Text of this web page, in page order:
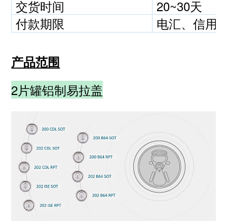
交货时间
20~30天
付款期限
电汇、信用
产品范围
2片罐铝制易拉盖